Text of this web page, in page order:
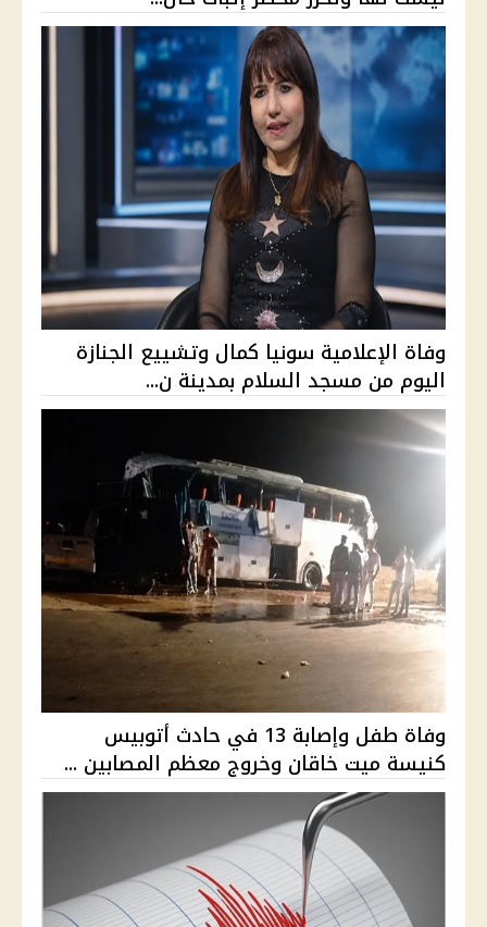
وفاة الإعلامية سونيا كمال وتشييع الجنازة
اليوم من مسجد السلام بمدينة ن...
وفاة طفل وإصابة 13 في حادث أتوبيس
كنيسة ميت خاقان وخروج معظم المصابين ...